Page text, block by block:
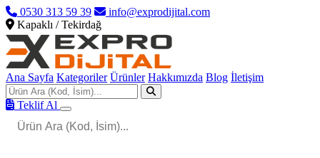
0530 313 59 39
info@exprodijital.com
Kapaklı / Tekirdağ
Ana Sayfa Kategoriler Ürünler Hakkımızda Blog İletişim
Teklif Al